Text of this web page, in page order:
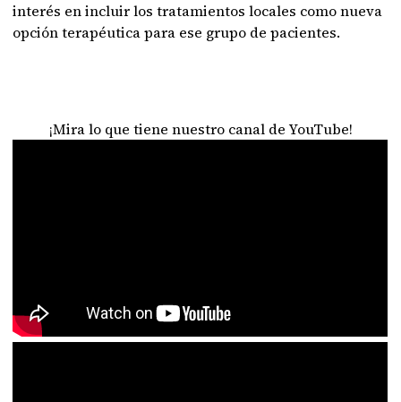
interés en incluir los tratamientos locales como nueva
opción terapéutica para ese grupo de pacientes.
¡Mira lo que tiene nuestro canal de YouTube!